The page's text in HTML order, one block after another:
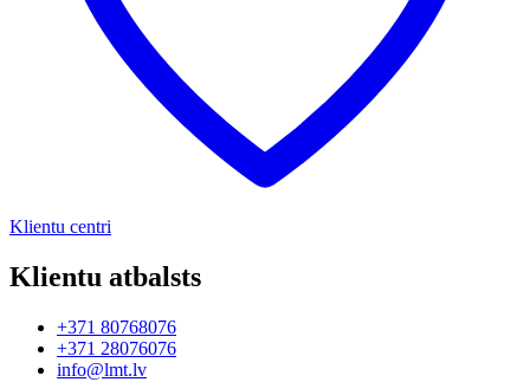
Klientu centri
Klientu atbalsts
+371 80768076
+371 28076076
info@lmt.lv